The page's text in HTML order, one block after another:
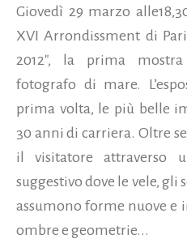
Giovedì 29 marzo
XVI Arrondissment di
2012", la prima
fotografo di mare.
prima volta, le più belle
30 anni di carriera. Oltre
il visitatore attraverso
suggestivo dove le vele, gli
assumono forme nuove e
ombre e geometrie...